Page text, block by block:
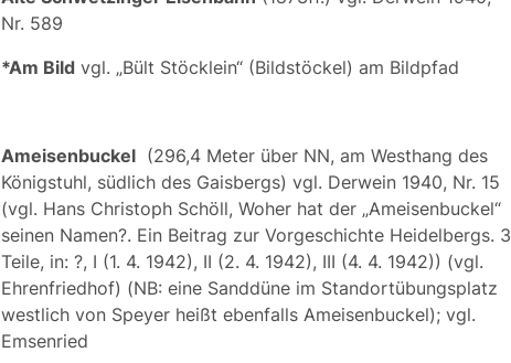
Nr. 589
*Am Bild vgl. „Bült Stöcklein“ (Bildstöckel) am Bildpfad
Ameisenbuckel (296,4 Meter über NN, am Westhang des
Königstuhl, südlich des Gaisbergs) vgl. Derwein 1940, Nr. 15
(vgl. Hans Christoph Schöll, Woher hat der „Ameisenbuckel“
seinen Namen?. Ein Beitrag zur Vorgeschichte Heidelbergs. 3
Teile, in: ?, I (1. 4. 1942), II (2. 4. 1942), III (4. 4. 1942)) (vgl.
Ehrenfriedhof) (NB: eine Sanddüne im Standortübungsplatz
westlich von Speyer heißt ebenfalls Ameisenbuckel); vgl.
Emsenried